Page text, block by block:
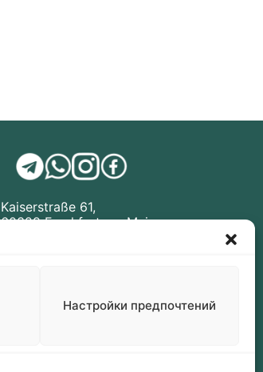
Настройки предпочтений
Kaiserstraße 61,
60329 Frankfurt am Main,